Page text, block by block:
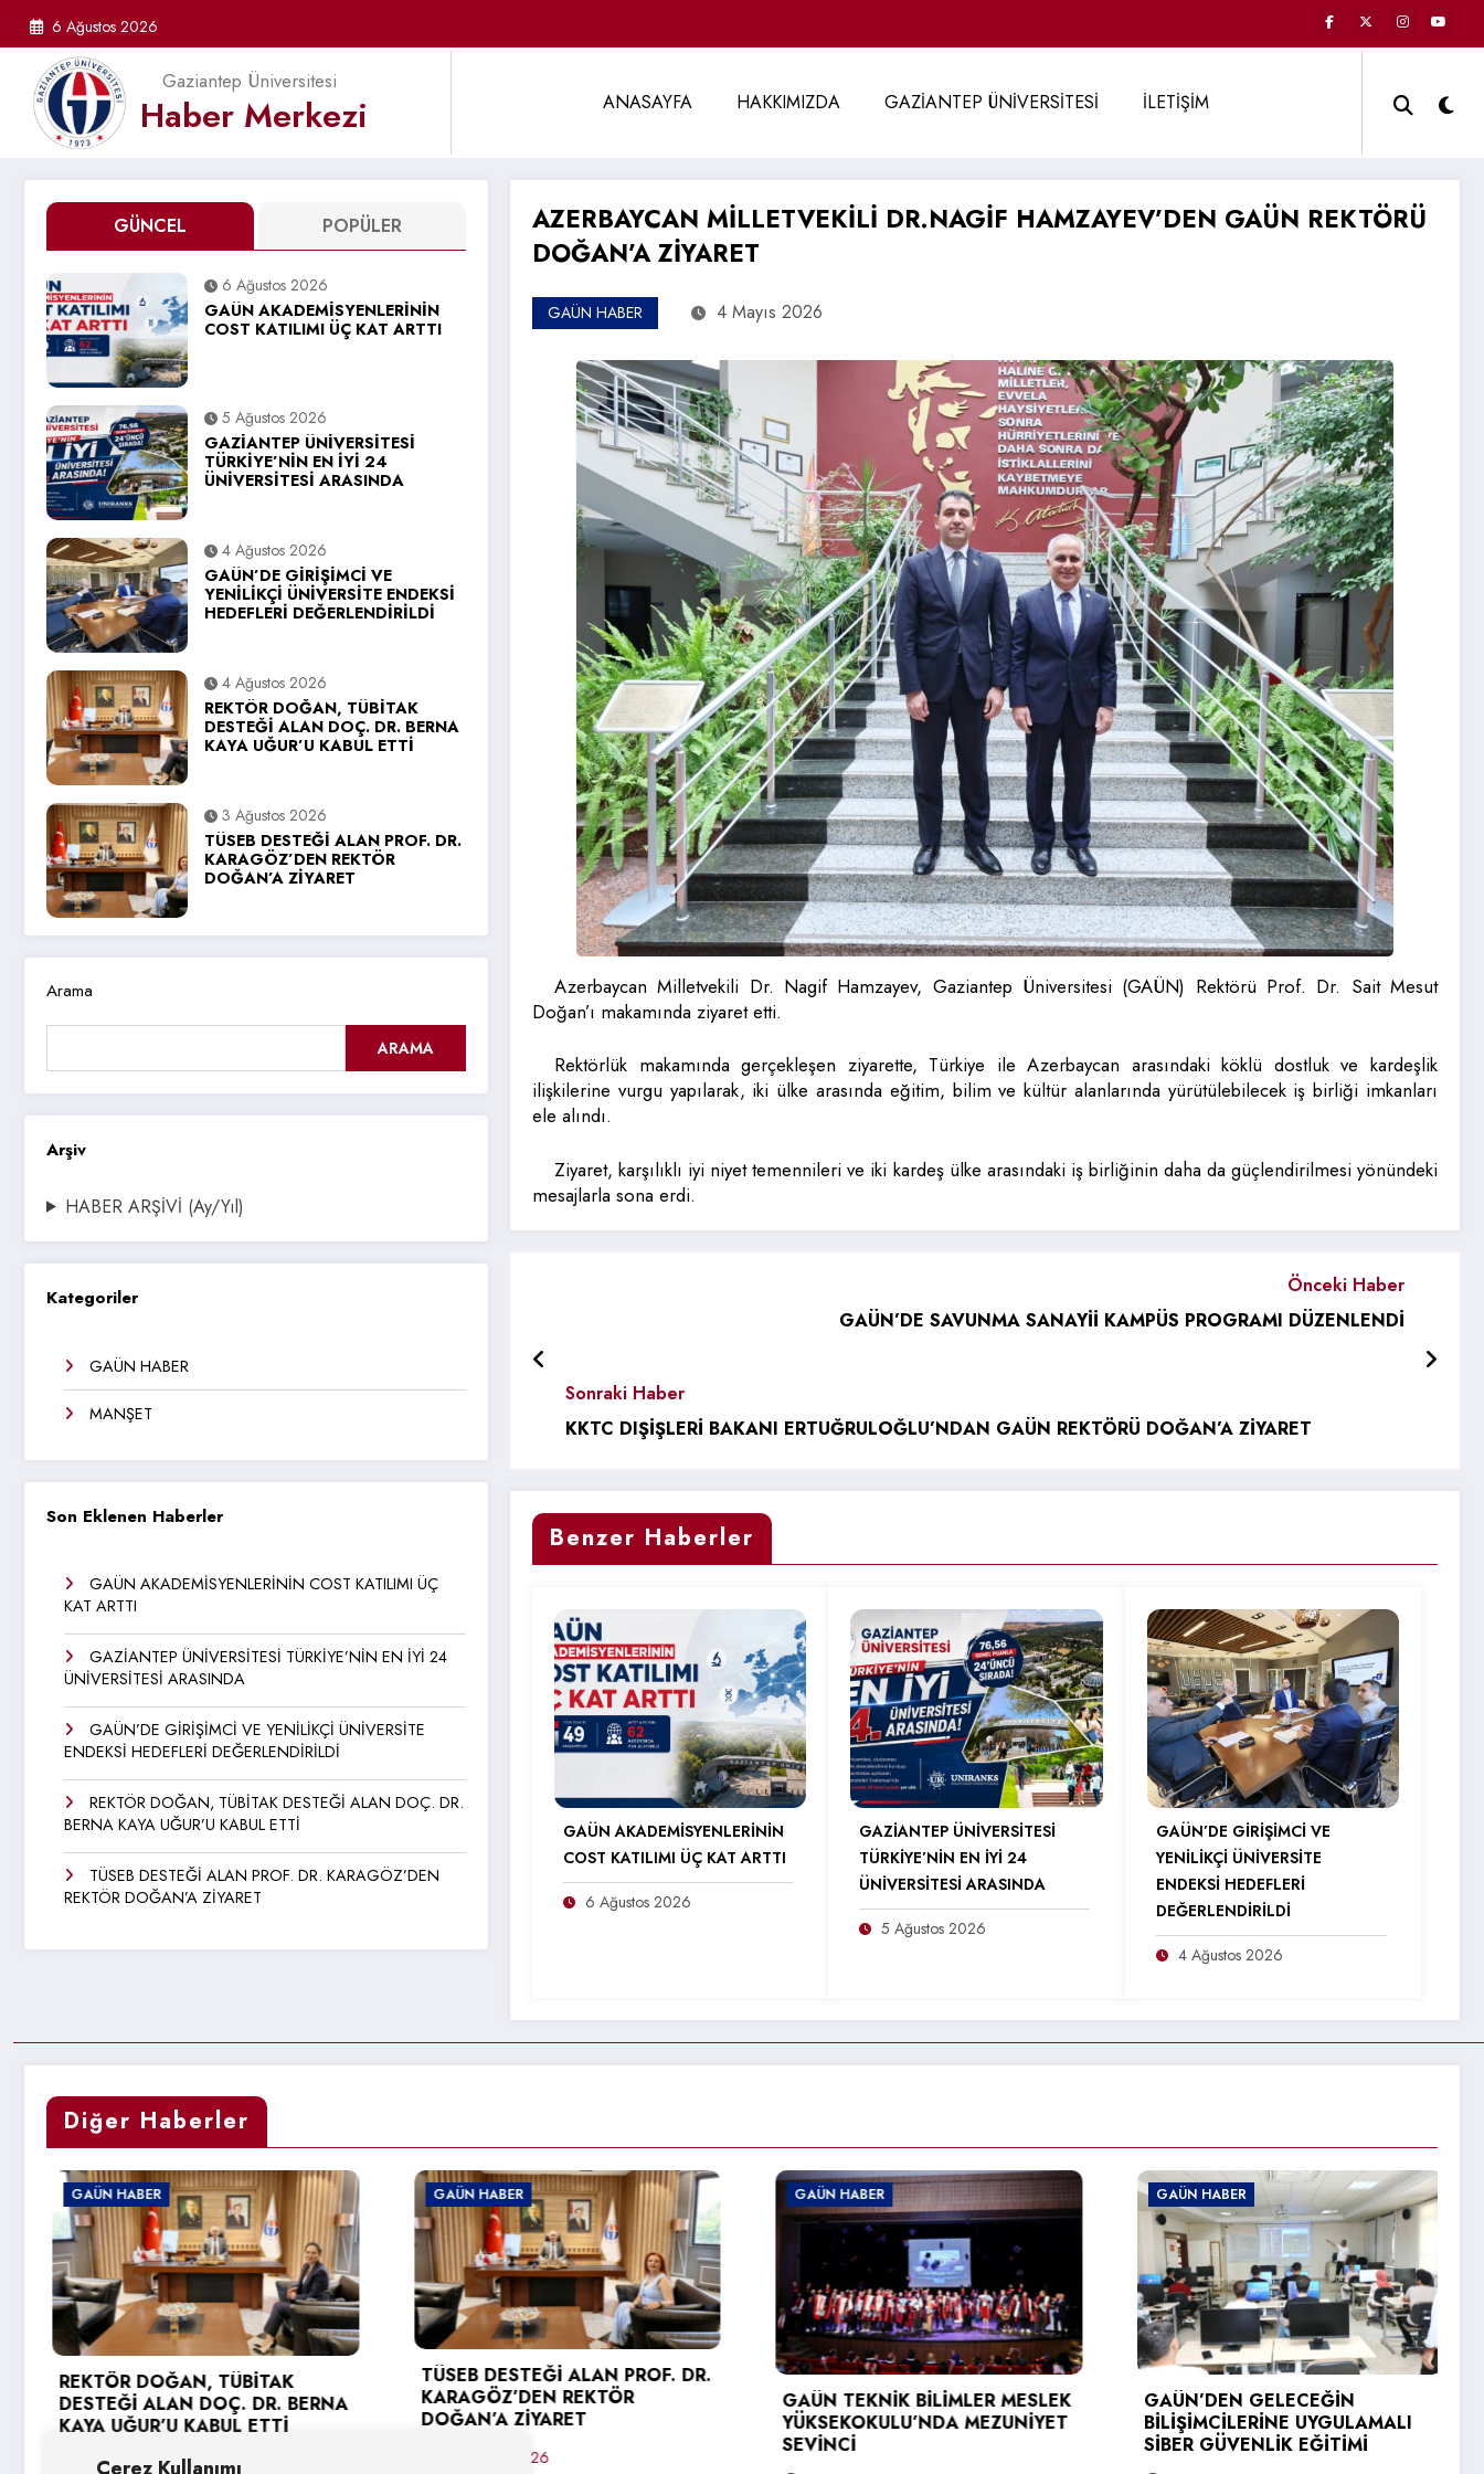
6 Ağustos 2026
Gaziantep Üniversitesi
Haber Merkezi ANASAYFA HAKKIMIZDA GAZİANTEP ÜNİVERSİTESİ İLETİŞİM
GÜNCEL POPÜLER
6 Ağustos 2026
GAÜN AKADEMİSYENLERİNİN
COST KATILIMI ÜÇ KAT ARTTI
5 Ağustos 2026
GAZİANTEP ÜNİVERSİTESİ
TÜRKİYE’NİN EN İYİ 24
ÜNİVERSİTESİ ARASINDA
4 Ağustos 2026
GAÜN’DE GİRİŞİMCİ VE
YENİLİKÇİ ÜNİVERSİTE ENDEKSİ
HEDEFLERİ DEĞERLENDİRİLDİ
4 Ağustos 2026
REKTÖR DOĞAN, TÜBİTAK
DESTEĞİ ALAN DOÇ. DR. BERNA
KAYA UĞUR’U KABUL ETTİ
3 Ağustos 2026
TÜSEB DESTEĞİ ALAN PROF. DR.
KARAGÖZ’DEN REKTÖR
DOĞAN’A ZİYARET
Arama
ARAMA
Arşiv
HABER ARŞİVİ (Ay/Yıl)
Kategoriler
GAÜN HABER
MANŞET
Son Eklenen Haberler
GAÜN AKADEMİSYENLERİNİN COST KATILIMI ÜÇ
KAT ARTTI
GAZİANTEP ÜNİVERSİTESİ TÜRKİYE’NİN EN İYİ 24
ÜNİVERSİTESİ ARASINDA
GAÜN’DE GİRİŞİMCİ VE YENİLİKÇİ ÜNİVERSİTE
ENDEKSİ HEDEFLERİ DEĞERLENDİRİLDİ
REKTÖR DOĞAN, TÜBİTAK DESTEĞİ ALAN DOÇ. DR.
BERNA KAYA UĞUR’U KABUL ETTİ
TÜSEB DESTEĞİ ALAN PROF. DR. KARAGÖZ’DEN
REKTÖR DOĞAN’A ZİYARET
AZERBAYCAN MİLLETVEKİLİ DR.NAGİF HAMZAYEV’DEN GAÜN REKTÖRÜ
DOĞAN’A ZİYARET
GAÜN HABER 4 Mayıs 2026
Azerbaycan Milletvekili Dr. Nagif Hamzayev, Gaziantep Üniversitesi (GAÜN) Rektörü Prof. Dr. Sait Mesut
Doğan’ı makamında ziyaret etti.
Rektörlük makamında gerçekleşen ziyarette, Türkiye ile Azerbaycan arasındaki köklü dostluk ve kardeşlik
ilişkilerine vurgu yapılarak, iki ülke arasında eğitim, bilim ve kültür alanlarında yürütülebilecek iş birliği imkanları
ele alındı.
Ziyaret, karşılıklı iyi niyet temennileri ve iki kardeş ülke arasındaki iş birliğinin daha da güçlendirilmesi yönündeki
mesajlarla sona erdi.
Önceki Haber
GAÜN’DE SAVUNMA SANAYİİ KAMPÜS PROGRAMI DÜZENLENDİ
Sonraki Haber
KKTC DIŞİŞLERİ BAKANI ERTUĞRULOĞLU’NDAN GAÜN REKTÖRÜ DOĞAN’A ZİYARET
Benzer Haberler
GAÜN AKADEMİSYENLERİNİN
COST KATILIMI ÜÇ KAT ARTTI
6 Ağustos 2026
GAZİANTEP ÜNİVERSİTESİ
TÜRKİYE’NİN EN İYİ 24
ÜNİVERSİTESİ ARASINDA
5 Ağustos 2026
GAÜN’DE GİRİŞİMCİ VE
YENİLİKÇİ ÜNİVERSİTE
ENDEKSİ HEDEFLERİ
DEĞERLENDİRİLDİ
4 Ağustos 2026
Diğer Haberler
TÜBİTAK
DR. BERNA
ETTİ
GAÜN HABER
TÜSEB DESTEĞİ ALAN PROF. DR.
KARAGÖZ’DEN REKTÖR
DOĞAN’A ZİYARET
GAÜN HABER
GAÜN TEKNİK BİLİMLER MESLEK
YÜKSEKOKULU’NDA MEZUNİYET
GAÜN HABER
GAÜN’DEN GELECEĞİN
BİLİŞİMCİLERİNE UYGULAMALI
SİBER GÜVENLİK EĞİTİMİ
GAÜN HABER
GAÜN’DEN ÜRDÜN
ÜNİVERSİTESİNE
ZİYARETİ
31 Temmuz 2026